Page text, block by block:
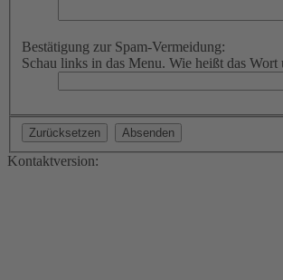
Bestätigung zur Spam-Vermeidung:
Schau links in das Menu. Wie heißt das Wort
Kontaktversion: